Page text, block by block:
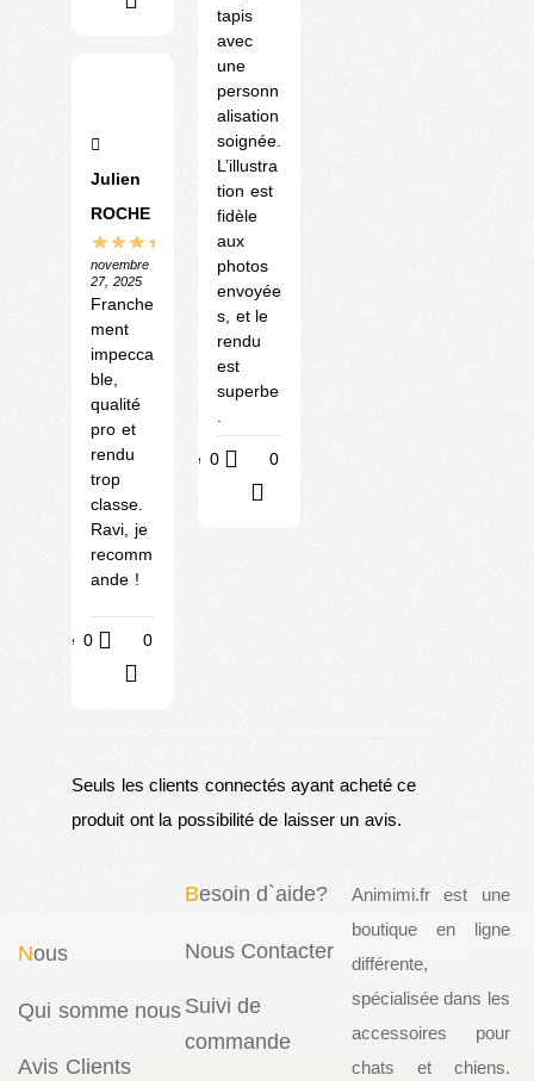
Julien
ROCHE
novembre
27, 2025
Franche
ment
impecca
ble,
qualité
pro et
rendu
trop
classe.
Ravi, je
recomm
ande !
Utile 0 0
tapis
avec
une
personn
alisation
soignée.
L’illustra
tion est
fidèle
aux
photos
envoyée
s, et le
rendu
est
superbe
Utile 0 0
Seuls les clients connectés ayant acheté ce
produit ont la possibilité de laisser un avis.
Nous
Qui somme nous
Avis Clients
Besoin d`aide?
Nous Contacter
Suivi de
commande
Animimi.fr est une
boutique en ligne
différente,
spécialisée dans les
accessoires pour
chats et chiens.